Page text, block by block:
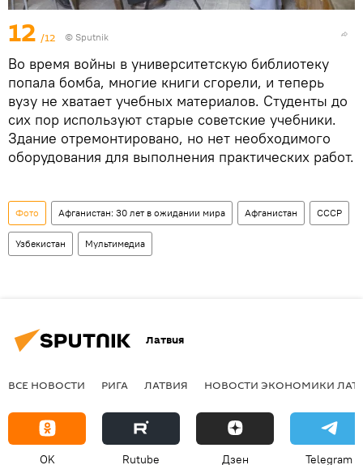
12 /12 © Sputnik
Во время войны в университетскую библиотеку
попала бомба, многие книги сгорели, и теперь
вузу не хватает учебных материалов. Студенты до
сих пор используют старые советские учебники.
Здание отремонтировано, но нет необходимого
оборудования для выполнения практических работ.
Фото Афганистан: 30 лет в ожидании мира Афганистан СССР
Узбекистан Мультимедиа
Латвия
ВСЕ НОВОСТИ РИГА ЛАТВИЯ НОВОСТИ ЭКОНОМИКИ
OK Rutube Дзен Telegram